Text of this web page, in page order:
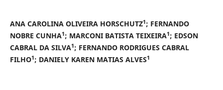
ANA CAROLINA OLIVEIRA HORSCHUTZ1; FERNANDO
NOBRE CUNHA1; MARCONI BATISTA TEIXEIRA1; EDSON
CABRAL DA SILVA1; FERNANDO RODRIGUES CABRAL
FILHO1; DANIELY KAREN MATIAS ALVES1